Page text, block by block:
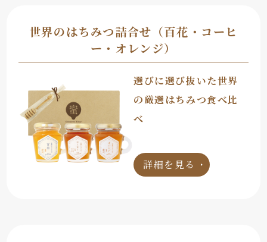
世界のはちみつ詰合せ（百花・コーヒ
ー・オレンジ）
選びに選び抜いた世界
の厳選はちみつ食べ比
べ
詳細を見る